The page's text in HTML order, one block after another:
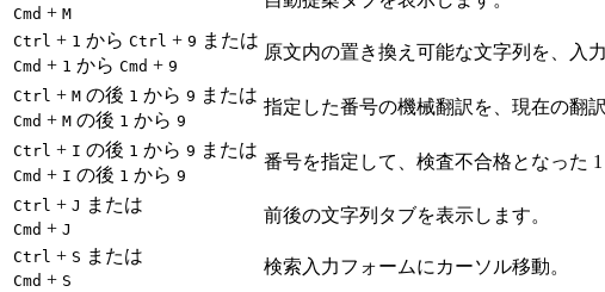
Cmd + M
Ctrl + 1 から Ctrl + 9 または
Cmd + 1 から Cmd + 9
原文内の置き換え可能な文字列を、入
Ctrl + M の後 1 から 9 または
Cmd + M の後 1 から 9
指定した番号の機械翻訳を、現在の翻
Ctrl + I の後 1 から 9 または
Cmd + I の後 1 から 9
番号を指定して、検査不合格となった 1
Ctrl + J または
Cmd + J
前後の文字列タブを表示します。
Ctrl + S または
Cmd + S
検索入力フォームにカーソル移動。